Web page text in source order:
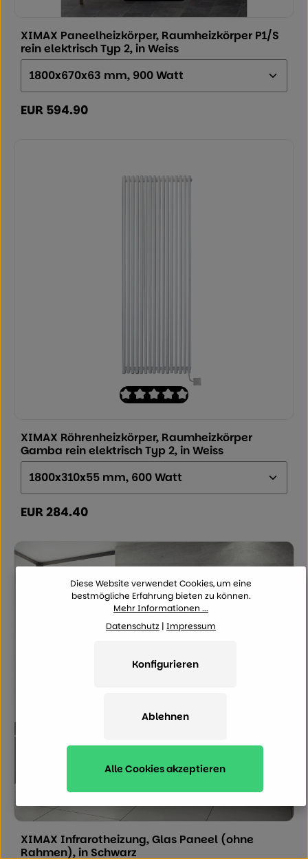
Durchschnittliche Bewertung von 0
XIMAX Paneelheizkörper, Raumheizkörper P1/S
rein elektrisch Typ 2, in Weiss
Regulärer Preis:
EUR 594.90
XIMAX Röhrenheizkörper, Raumheizkörper
Gamba rein elektrisch Typ 2, in Weiss
Regulärer Preis:
EUR 284.40
Durchschnittliche Bewertung von 0
XIMAX Infrarotheizung, Glas Paneel (ohne
Rahmen), in Schwarz
Diese Website verwendet Cookies, um eine
bestmögliche Erfahrung bieten zu können.
Mehr Informationen ...
Datenschutz | Impressum
Ablehnen
Konfigurieren
Alle Cookies akzeptieren